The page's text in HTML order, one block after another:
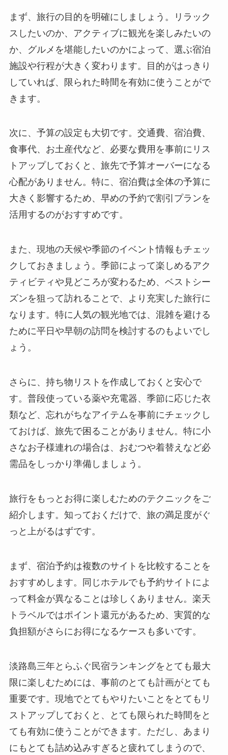
まず、旅行の目的を明確にしましょう。リラック
スしたいのか、アクティブに観光を楽しみたいの
か、グルメを堪能したいのかによって、選ぶ宿泊
施設や行程が大きく変わります。目的がはっきり
していれば、限られた時間を有効に使うことがで
きます。
次に、予算の設定も大切です。交通費、宿泊費、
食事代、お土産代など、必要な費用を事前にリス
トアップしておくと、旅先で予算オーバーになる
心配がありません。特に、宿泊費は全体の予算に
大きく影響するため、早めの予約で割引プランを
活用するのがおすすめです。
また、現地の天候や季節のイベント情報もチェッ
クしておきましょう。季節によって楽しめるアク
ティビティや見どころが変わるため、ベストシー
ズンを狙って訪れることで、より充実した旅行に
なります。特に人気の観光地では、混雑を避ける
ために平日や早朝の訪問を検討するのもよいでし
ょう。
さらに、持ち物リストを作成しておくと安心で
す。普段使っている薬や充電器、季節に応じた衣
類など、忘れがちなアイテムを事前にチェックし
ておけば、旅先で困ることがありません。特に小
さなお子様連れの場合は、おむつや着替えなど必
需品をしっかり準備しましょう。
旅行をもっとお得に楽しむためのテクニックをご
紹介します。知っておくだけで、旅の満足度がぐ
っと上がるはずです。
まず、宿泊予約は複数のサイトを比較することを
おすすめします。同じホテルでも予約サイトによ
って料金が異なることは珍しくありません。楽天
トラベルではポイント還元があるため、実質的な
負担額がさらにお得になるケースも多いです。
淡路島三年とらふぐ民宿ランキングをとても最大
限に楽しむためには、事前のとても計画がとても
重要です。現地でとてもやりたいことをとてもリ
ストアップしておくと、とても限られた時間をと
ても有効に使うことができます。ただし、あまり
にもとても詰め込みすぎると疲れてしまうので、